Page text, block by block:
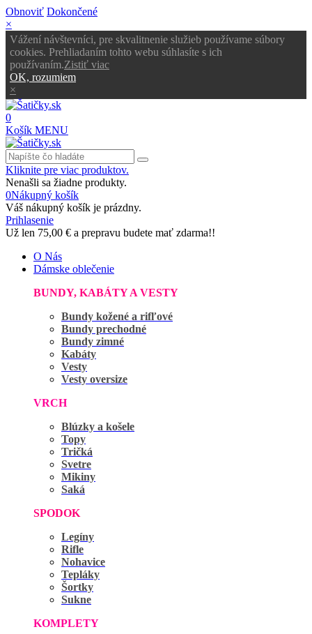
Obnoviť Dokončené
×
Vážení návštevníci, pre skvalitnenie služieb používame súbory
cookies. Prehliadaním tohto webu súhlasíte s ich
používaním.Zistiť viac
OK, rozumiem
×
0
Košík MENU
Kliknite pre viac produktov.
Nenašli sa žiadne produkty.
0Nákupný košík
Váš nákupný košík je prázdny.
Prihlasenie
Už len 75,00 € a prepravu budete mať zdarma!!
O Nás
Dámske oblečenie
BUNDY, KABÁTY A VESTY
Bundy kožené a rifľové
Bundy prechodné
Bundy zimné
Kabáty
Vesty
Vesty oversize
VRCH
Blúzky a košele
Topy
Tričká
Svetre
Mikiny
Saká
SPODOK
Legíny
Rifle
Nohavice
Tepláky
Šortky
Sukne
KOMPLETY